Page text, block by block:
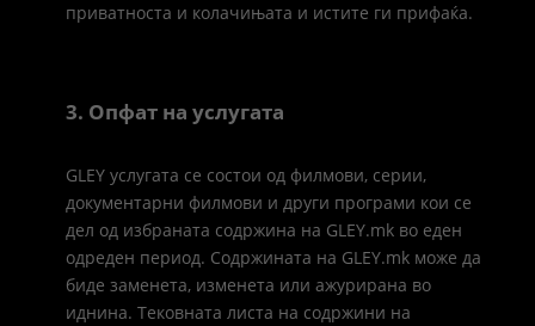
приватноста и колачињата и истите ги прифаќа.
3. Опфат на услугата
GLEY услугата се состои од филмови, серии,
документарни филмови и други програми кои се
дел од избраната содржина на GLEY.mk во еден
одреден период. Содржината на GLEY.mk може да
биде заменета, изменета или ажурирана во
иднина. Тековната листа на содржини на